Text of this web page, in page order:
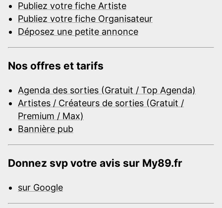
Publiez votre fiche Artiste
Publiez votre fiche Organisateur
Déposez une petite annonce
Nos offres et tarifs
Agenda des sorties (Gratuit / Top Agenda)
Artistes / Créateurs de sorties (Gratuit /
Premium / Max)
Bannière pub
Donnez svp votre avis sur My89.fr
sur Google